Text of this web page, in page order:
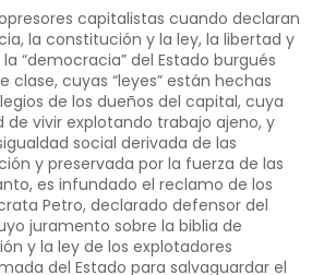
capitalistas cuando declaran
la constitución y la ley, la libertad y
“democracia” del Estado burgués
clase, cuyas “leyes” están hechas
de los dueños del capital, cuya
de vivir explotando trabajo ajeno, y
social derivada de las
y preservada por la fuerza de las
es infundado el reclamo de los
Petro, declarado defensor del
juramento sobre la biblia de
y la ley de los explotadores
del Estado para salvaguardar el